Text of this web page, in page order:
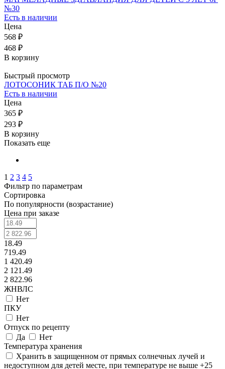
№30
Есть в наличии
Цена
568 ₽
468 ₽
В корзину
Быстрый просмотр
ЛОТОСОНИК ТАБ П/О №20
Есть в наличии
Цена
365 ₽
293 ₽
В корзину
Показать еще
1 2 3 4 5
Фильтр по параметрам
Сортировка
По популярности (возрастание)
Цена при заказе
18.49
719.49
1 420.49
2 121.49
2 822.96
ЖНВЛС
Нет
ПКУ
Нет
Отпуск по рецепту
Да
Нет
Температура хранения
Хранить в защищенном от прямых солнечных лучей и
недоступном для детей месте, при температуре не выше +25